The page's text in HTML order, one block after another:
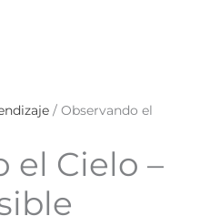
/ Observando el
el Cielo –